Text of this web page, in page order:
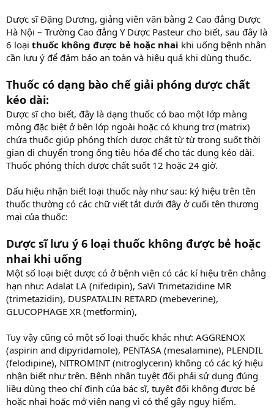
Dược sĩ Đặng Dương, giảng viên văn bằng 2 Cao đẳng Dược
Hà Nội – Trường Cao đẳng Y Dược Pasteur cho biết, sau đây là
6 loại thuốc không được bẻ hoặc nhai khi uống bệnh nhân
cần lưu ý để đảm bảo an toàn và hiệu quả khi dùng thuốc.
Thuốc có dạng bào chế giải phóng dược chất
kéo dài:
Dược sĩ cho biết, đây là dạng thuốc có bao một lớp màng
mỏng đặc biệt ở bên lớp ngoài hoặc có khung trơ (matrix)
chứa thuốc giúp phóng thích dược chất từ từ trong suốt thời
gian di chuyển trong ống tiêu hóa để cho tác dụng kéo dài.
Thuốc phóng thích dược chất suốt 12 hoặc 24 giờ.
Dấu hiệu nhận biết loại thuốc này như sau: ký hiệu trên tên
thuốc thường có các chữ viết tắt dưới đây ở cuối tên thương
mại của thuốc:
Dược sĩ lưu ý 6 loại thuốc không được bẻ hoặc
nhai khi uống
Một số loại biệt dược có ở bệnh viện có các kí hiệu trên chẳng
hạn như: Adalat LA (nifedipin), SaVi Trimetazidine MR
(trimetazidin), DUSPATALIN RETARD (mebeverine),
GLUCOPHAGE XR (metformin),
Tuy vậy cũng có một số loại thuốc khác như: AGGRENOX
(aspirin and dipyridamole), PENTASA (mesalamine), PLENDIL
(felodipine), NITROMINT (nitroglycerin) không có các ký hiệu
nhận biết như trên. Bệnh nhân tuyệt đối phải sử dụng đúng
liều dùng theo chỉ định của bác sĩ, tuyệt đối không được bẻ
hoặc nhai hoặc mở viên nang vì có thể gây nguy hiểm.